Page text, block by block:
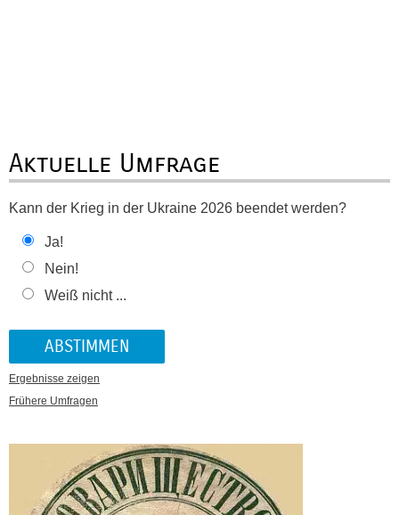
Aktuelle Umfrage
Kann der Krieg in der Ukraine 2026 beendet werden?
Ja!
Nein!
Weiß nicht ...
Ergebnisse zeigen
Frühere Umfragen